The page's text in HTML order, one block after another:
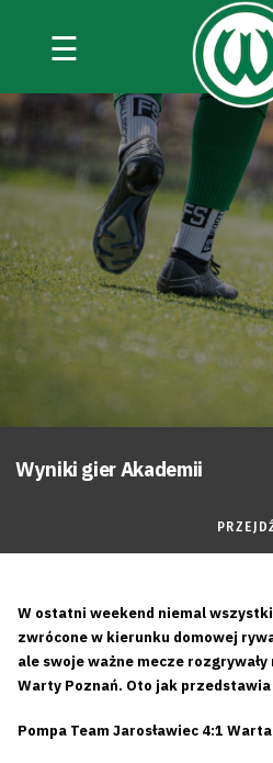
☰
Wyniki gier Akademii
W ostatni weekend niemal
zwrócone w kierunku domowej
ale swoje ważne mecze
Warty Poznań. Oto jak
Pompa Team Jarosławiec 4:1